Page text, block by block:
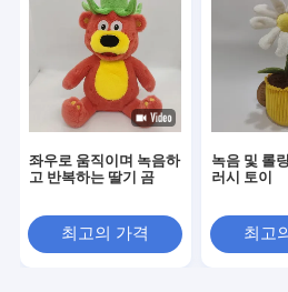
좌우로 움직이며 녹음하
고 반복하는 딸기 곰
최고의 가격
녹음 및 롤
러시 토이
최고